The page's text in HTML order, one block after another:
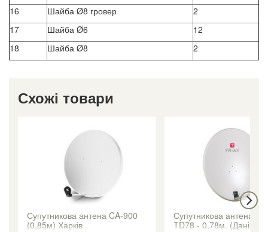
16
Шайба Ø8 гровер
2
17
Шайба Ø6
12
18
Шайба Ø8 2
Схожі товари
Супутникова антена CA-900
(0,85м) Харків
Супутникова антена
TD78 - 0,78м. (Данія)